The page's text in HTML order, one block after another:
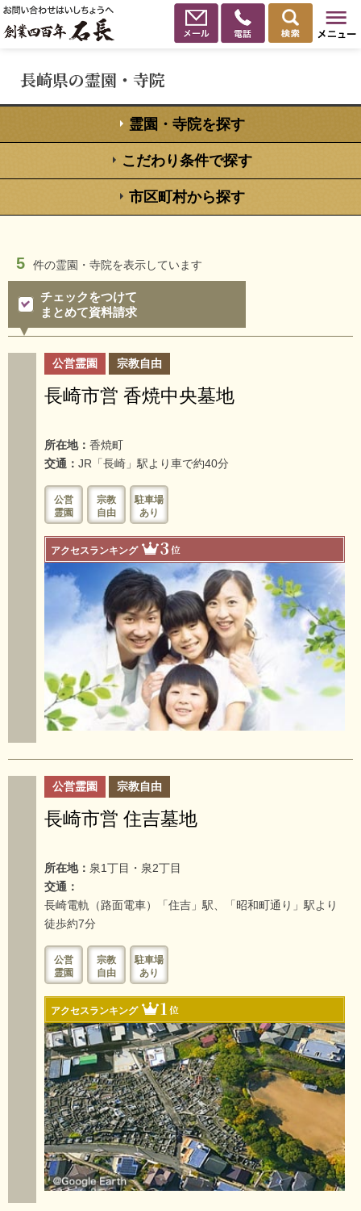
長崎県の霊園・寺院
霊園・寺院を探す
こだわり条件で探す
市区町村から探す
5 件の霊園・寺院を表示しています
チェックをつけて
まとめて資料請求
公営霊園 宗教自由
長崎市営 香焼中央墓地
所在地： 香焼町
交通： JR「長崎」駅より車で約40分
公営
霊園
宗教
自由
駐車場
あり
アクセスランキング 3位
公営霊園 宗教自由
長崎市営 住吉墓地
所在地： 泉1丁目・泉2丁目
交通：
長崎電軌（路面電車）「住吉」駅、「昭和町通り」駅より
徒歩約7分
公営
霊園
宗教
自由
駐車場
あり
アクセスランキング 1位